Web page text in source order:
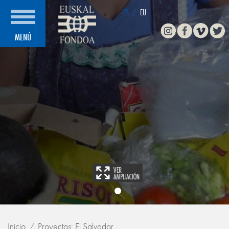
MENÚ
ES / EU
Instagram
Facebook
Vimeo
Inicio Proyectos: El Salvador